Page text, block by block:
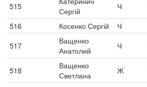
515
Сергій
Ч
516
Косенко Сергій Ч
517
Ващенко
Анатолий
Ч
518
Ващенко
Светлана
Ж